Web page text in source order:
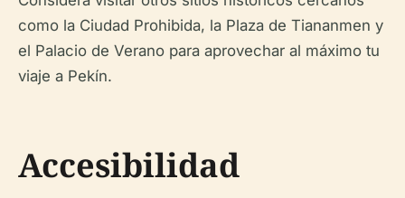
como la Ciudad Prohibida, la Plaza de Tiananmen y
el Palacio de Verano para aprovechar al máximo tu
viaje a Pekín.
Accesibilidad